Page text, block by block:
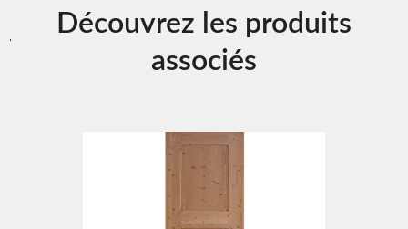
Découvrez les produits
associés